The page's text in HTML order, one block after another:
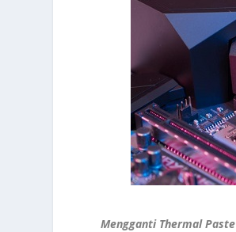
Mengganti Thermal Paste